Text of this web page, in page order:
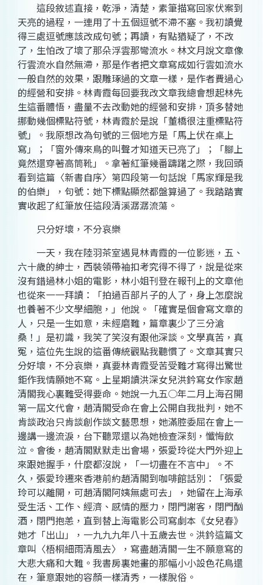
這段敘述直接，乾淨，清楚，素筆描寫回家伏案到
天亮的過程，一連用了十五個逗號不滯不塞。我初讀覺
得三處逗號應該改成句號；再讀，有點猶疑了，不改
了，生怕改了壞了那朵浮雲那彎流水。林文月說文章像
行雲流水自然無滯，那是作者把文章寫成如行雲如流水
一般自然的效果，跟雕琢過的文章一樣，是作者費過心
的經營和安排。林青霞每回要我改文章我總會想起林先
生這番體悟，盡量不去改動她的經營和安排，頂多替她
挪動幾個標點符號，林青霞於是說「董橋很注重標點符
號」。我原想改為句號的三個地方是「馬上伏在桌上
寫」；「窗外傳來鳥的叫聲才知道天已亮了」；「腳上
竟然還穿著高筒靴」。拿著紅筆幾番躊躇之際，我回頭
看到這篇〈新書自序〉第四段第一句話說「馬家輝是我
的伯樂」，句號：她下標點顯然都盤算過了。我踏踏實
實收起了紅筆放任這段清溪潺潺流蕩。
只分好壞，不分哀樂
一天，我在陸羽茶室遇見林青霞的一位影迷，五、
六十歲的紳士，西裝領帶袖扣考究得不得了，說是從來
沒有錯過林小姐的電影，林小姐刊登在報刊上的文章他
也從來一一拜讀：「拍過百部片子的人了，身上怎麼說
也養著不少文學細胞，」他說。「確實是個會寫文章的
人，只是一生如意，未經磨難，篇章裏少了三分滄
桑！」是初識，我笑了笑沒有跟他深談。文學真苦，真
冤，這位先生說的這番傳統觀點我聽慣了。文章其實只
分好壞，不分哀樂，真要林青霞受苦受難才寫得出驚世
鉅作我情願她不寫。上星期讀洪深女兒洪鈐寫女作家趙
清閣我心裏難受得要命。她說一九五○年二月上海召開
第一屆文代會，趙清閣受命在會上公開自我批判，她不
肯談政治只肯談創作談文藝思想，她滿腔委屈在會上一
邊講一邊流淚，台下聽眾還以為她檢查深刻，懺悔飲
泣。會後，趙清閣默默走出會場，張愛玲從大門外迎上
來跟她握手，什麼都沒說，「一切盡在不言中」。不
久，張愛玲遷來香港前約趙清閣到咖啡館話別：「張愛
玲可以離開，可趙清閣阿姨無處可去」，她留在上海承
受生活、工作、經濟、感情的壓力，閉門謝客，閉門酗
酒，閉門抱恙，直到替上海電影公司寫劇本《女兒春》
她才「出山」，一九九九年八十五歲去世。洪鈐這篇文
章叫〈梧桐細雨清風去〉，寫盡趙清閣一生不願意寫的
大悲大痛和大難。我書房裏她畫的那幅小小設色花鳥還
在，筆意跟她的容顏一樣清秀，一樣脫俗。